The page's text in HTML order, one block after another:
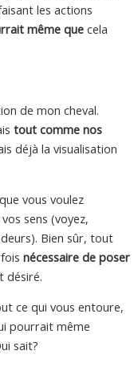
les actions
même quecela
de mon cheval.
tout comme nos
déjà la visualisation
vous voulez
sens (voyez,
Bien sûr, tout
nécessaire de poser
désiré.
ce qui vous entoure,
pourrait même
sait?